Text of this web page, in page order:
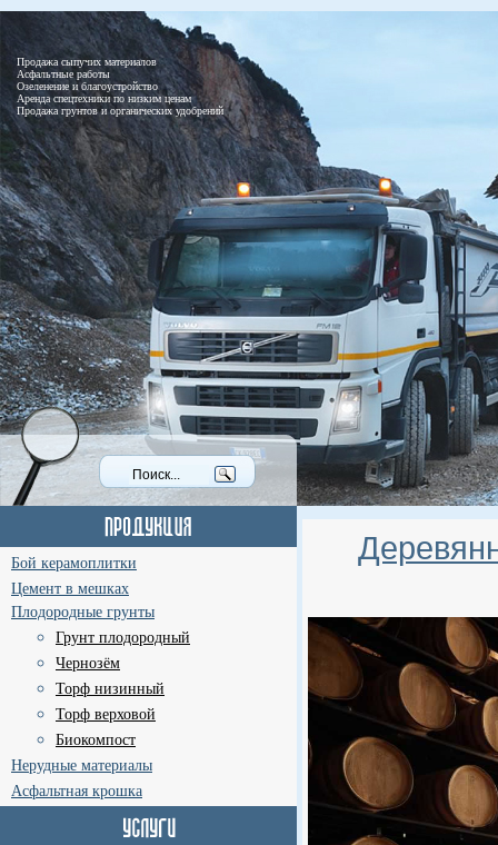
Продажа сыпучих материалов
Асфальтные работы
Озеленение и благоустройство
Аренда спецтехники по низким ценам
Продажа грунтов и органических удобрений
Бой керамоплитки
Цемент в мешках
Плодородные грунты
Грунт плодородный
Чернозём
Торф низинный
Торф верховой
Биокомпост
Нерудные материалы
Асфальтная крошка